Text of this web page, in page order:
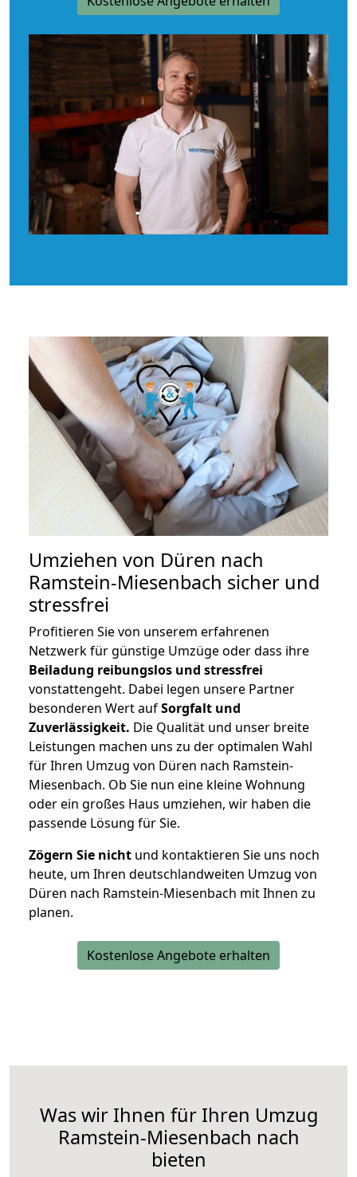
Umziehen von Düren nach
Ramstein-Miesenbach sicher und
stressfrei
Profitieren Sie von unserem erfahrenen
Netzwerk für günstige Umzüge oder dass ihre
Beiladung reibungslos und stressfrei
vonstattengeht. Dabei legen unsere Partner
besonderen Wert aufSorgfalt und
Zuverlässigkeit. Die Qualität und unser breite
Leistungen machen uns zu der optimalen Wahl
für Ihren Umzug von Düren nach Ramstein-
Miesenbach. Ob Sie nun eine kleine Wohnung
oder ein großes Haus umziehen, wir haben die
passende Lösung für Sie.
Zögern Sie nicht und kontaktieren Sie uns noch
heute, um Ihren deutschlandweiten Umzug von
Düren nach Ramstein-Miesenbach mit Ihnen zu
planen.
Kostenlose Angebote erhalten
Was wir Ihnen für Ihren Umzug
Ramstein-Miesenbach nach
bieten